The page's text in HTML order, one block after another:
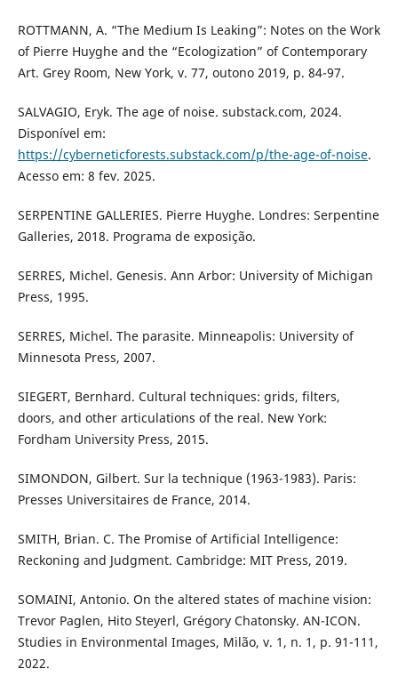
ROTTMANN, A. “The Medium Is Leaking”: Notes on the Work
of Pierre Huyghe and the “Ecologization” of Contemporary
Art. Grey Room, New York, v. 77, outono 2019, p. 84-97.
SALVAGIO, Eryk. The age of noise. substack.com, 2024.
Disponível em:
https://cyberneticforests.substack.com/p/the-age-of-noise.
Acesso em: 8 fev. 2025.
SERPENTINE GALLERIES. Pierre Huyghe. Londres: Serpentine
Galleries, 2018. Programa de exposição.
SERRES, Michel. Genesis. Ann Arbor: University of Michigan
Press, 1995.
SERRES, Michel. The parasite. Minneapolis: University of
Minnesota Press, 2007.
SIEGERT, Bernhard. Cultural techniques: grids, filters,
doors, and other articulations of the real. New York:
Fordham University Press, 2015.
SIMONDON, Gilbert. Sur la technique (1963-1983). Paris:
Presses Universitaires de France, 2014.
SMITH, Brian. C. The Promise of Artificial Intelligence:
Reckoning and Judgment. Cambridge: MIT Press, 2019.
SOMAINI, Antonio. On the altered states of machine vision:
Trevor Paglen, Hito Steyerl, Grégory Chatonsky. AN-ICON.
Studies in Environmental Images, Milão, v. 1, n. 1, p. 91-111,
2022.